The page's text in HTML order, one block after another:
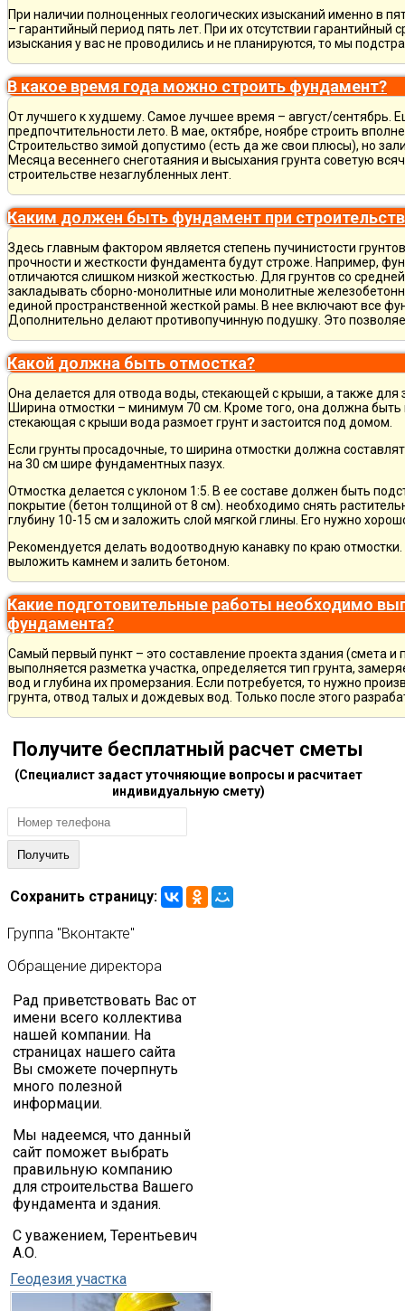
При наличии полноценных геологических изысканий именно в
– гарантийный период пять лет. При их отсутствии гарантийный
изыскания у вас не проводились и не планируются, то мы
В какое время года можно строить фундамент?
От лучшего к худшему. Самое лучшее время – август/сентябрь.
предпочтительности лето. В мае, октябре, ноябре строить
Строительство зимой допустимо (есть да же свои плюсы), но
Месяца весеннего снеготаяния и высыхания грунта советую
строительстве незаглубленных лент.
Каким должен быть фундамент при
Здесь главным фактором является степень пучинистости
прочности и жесткости фундамента будут строже. Например,
отличаются слишком низкой жесткостью. Для грунтов со
закладывать сборно-монолитные или монолитные
единой пространственной жесткой рамы. В нее включают все
Дополнительно делают противопучинную подушку. Это
Какой должна быть отмостка?
Она делается для отвода воды, стекающей с крыши, а также для
Ширина отмостки – минимум 70 см. Кроме того, она должна быть
стекающая с крыши вода размоет грунт и застоится под домом.
Если грунты просадочные, то ширина отмостки должна
на 30 см шире фундаментных пазух.
Отмостка делается с уклоном 1:5. В ее составе должен быть
покрытие (бетон толщиной от 8 см). необходимо снять
глубину 10-15 см и заложить слой мягкой глины. Его нужно
Рекомендуется делать водоотводную канавку по краю
выложить камнем и залить бетоном.
Какие подготовительные работы необходимо
фундамента?
Самый первый пункт – это составление проекта здания (смета
выполняется разметка участка, определяется тип грунта,
вод и глубина их промерзания. Если потребуется, то нужно
грунта, отвод талых и дождевых вод. Только после этого
Получите бесплатный расчет сметы
(Специалист задаст уточняющие вопросы и расчитает
индивидуальную смету)
Сохранить страницу:
Группа "Вконтакте"
Обращение директора
Рад приветствовать Вас от
имени всего коллектива
нашей компании. На
страницах нашего сайта
Вы сможете почерпнуть
много полезной
информации.
Мы надеемся, что данный
сайт поможет выбрать
правильную компанию
для строительства Вашего
фундамента и здания.
С уважением, Терентьевич
А.О.
Геодезия участка